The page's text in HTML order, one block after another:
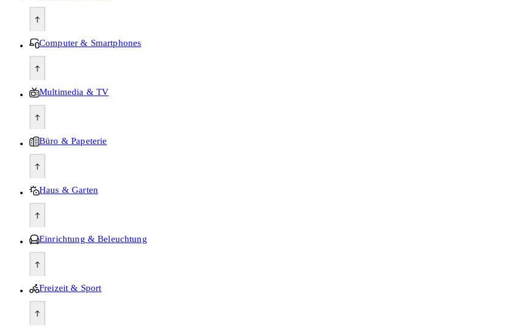
Computer & Smartphones
Multimedia & TV
Büro & Papeterie
Haus & Garten
Einrichtung & Beleuchtung
Freizeit & Sport